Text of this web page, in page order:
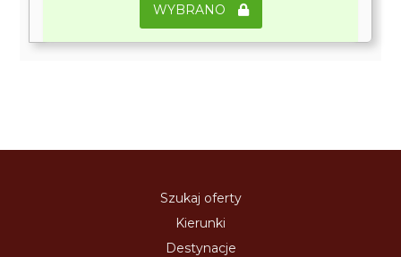
WYBRANO
Szukaj oferty
Kierunki
Destynacje